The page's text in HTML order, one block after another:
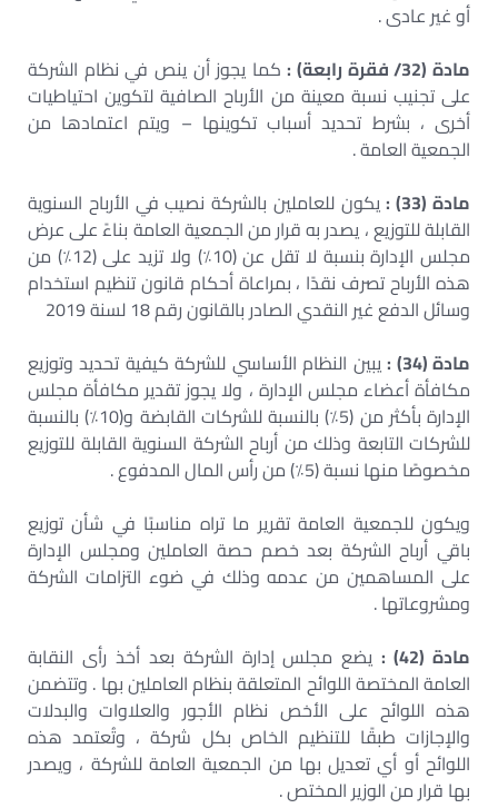
أو غير عادى .
مادة (32/ فقرة رابعة) :
كما يجوز أن ينص في نظام الشركة
على تجنيب نسبة معينة من الأرباح الصافية لتكوين احتياطيات
أخرى ، بشرط تحديد أسباب تكوينها – ويتم اعتمادها من
الجمعية العامة .
مادة (33) :
يكون للعاملين بالشركة نصيب في الأرباح السنوية
القابلة للتوزيع ، يصدر به قرار من الجمعية العامة بناءً على عرض
مجلس الإدارة بنسبة لا تقل عن (10٪) ولا تزيد على (12٪) من
هذه الأرباح تصرف نقدًا ، بمراعاة أحكام قانون تنظيم استخدام
وسائل الدفع غير النقدي الصادر بالقانون رقم 18 لسنة 2019
مادة (34) :
يبين النظام الأساسي للشركة كيفية تحديد وتوزيع
مكافأة أعضاء مجلس الإدارة ، ولا يجوز تقدير مكافأة مجلس
الإدارة بأكثر من (5٪) بالنسبة للشركات القابضة و(10٪) بالنسبة
للشركات التابعة وذلك من أرباح الشركة السنوية القابلة للتوزيع
مخصوصًا منها نسبة (5٪) من رأس المال المدفوع .
ويكون للجمعية العامة تقرير ما تراه مناسبًا في شأن توزيع
باقي أرباح الشركة بعد خصم حصة العاملين ومجلس الإدارة
على المساهمين من عدمه وذلك في ضوء التزامات الشركة
ومشروعاتها .
مادة (42) :
يضع مجلس إدارة الشركة بعد أخذ رأى النقابة
العامة المختصة اللوائح المتعلقة بنظام العاملين بها . وتتضمن
هذه اللوائح على الأخص نظام الأجور والعلاوات والبدلات
والإجازات طبقًا للتنظيم الخاص بكل شركة ، وتُعتمد هذه
اللوائح أو أي تعديل بها من الجمعية العامة للشركة ، ويصدر
بها قرار من الوزير المختص .